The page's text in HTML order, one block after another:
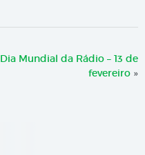
Dia Mundial da Rádio – 13 de
fevereiro »